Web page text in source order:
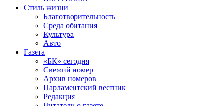
Стиль жизни
Благотворительность
Среда обитания
Культура
Авто
Газета
«БК» сегодня
Свежий номер
Архив номеров
Парламентский вестник
Редакция